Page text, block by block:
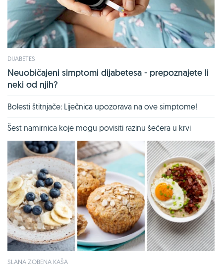
DIJABETES
Neuobičajeni simptomi dijabetesa - prepoznajete li
neki od njih?
Bolesti štitnjače: Liječnica upozorava na ove simptome!
Šest namirnica koje mogu povisiti razinu šećera u krvi
SLANA ZOBENA KAŠA